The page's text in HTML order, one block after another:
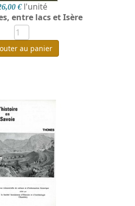
€ l'unité
entre lacs et Isère
au panier